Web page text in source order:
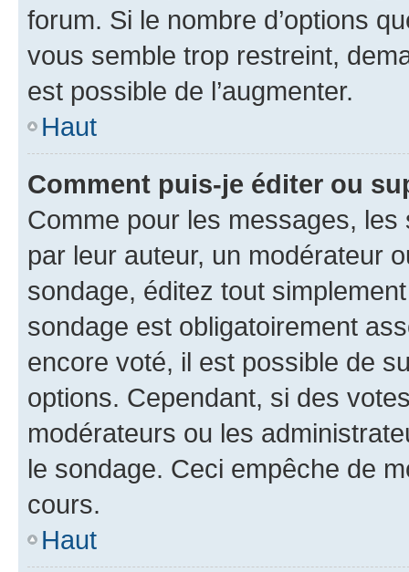
forum. Si le nombre d’options
vous semble trop restreint,
est possible de l’augmenter.
Haut
Comment puis-je éditer ou
Comme pour les messages,
par leur auteur, un modérateur
sondage, éditez tout
sondage est obligatoirement
encore voté, il est possible de
options. Cependant, si des
modérateurs ou les
le sondage. Ceci empêche de
cours.
Haut